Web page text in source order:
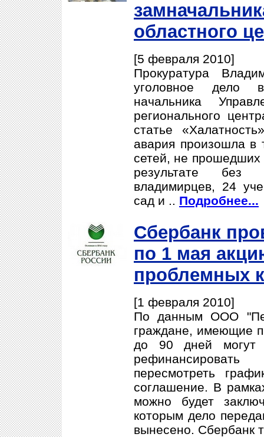
областного
[5 февраля 2010]
Прокуратура
уголовное дело
начальника
регионального
статье
авария произошла в
сетей, не прошедших
результате без
владимирцев, 24
сад и .. Подробнее...
Сбербанк
по 1 мая
проблемных
[1 февраля 2010]
По данным ООО
граждане, имеющие
до 90 дней могут
пересмотреть
соглашение. В
можно будет
которым дело
вынесено. Сбербанк